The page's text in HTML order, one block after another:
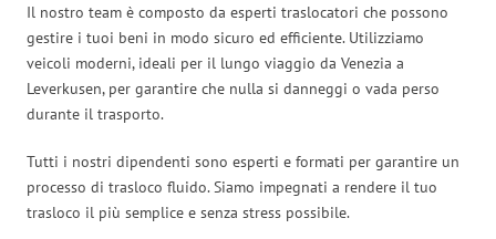
Il nostro team è composto da esperti traslocatori che possono
gestire i tuoi beni in modo sicuro ed efficiente. Utilizziamo
veicoli moderni, ideali per il lungo viaggio da Venezia a
Leverkusen, per garantire che nulla si danneggi o vada perso
durante il trasporto.
Tutti i nostri dipendenti sono esperti e formati per garantire un
processo di trasloco fluido. Siamo impegnati a rendere il tuo
trasloco il più semplice e senza stress possibile.